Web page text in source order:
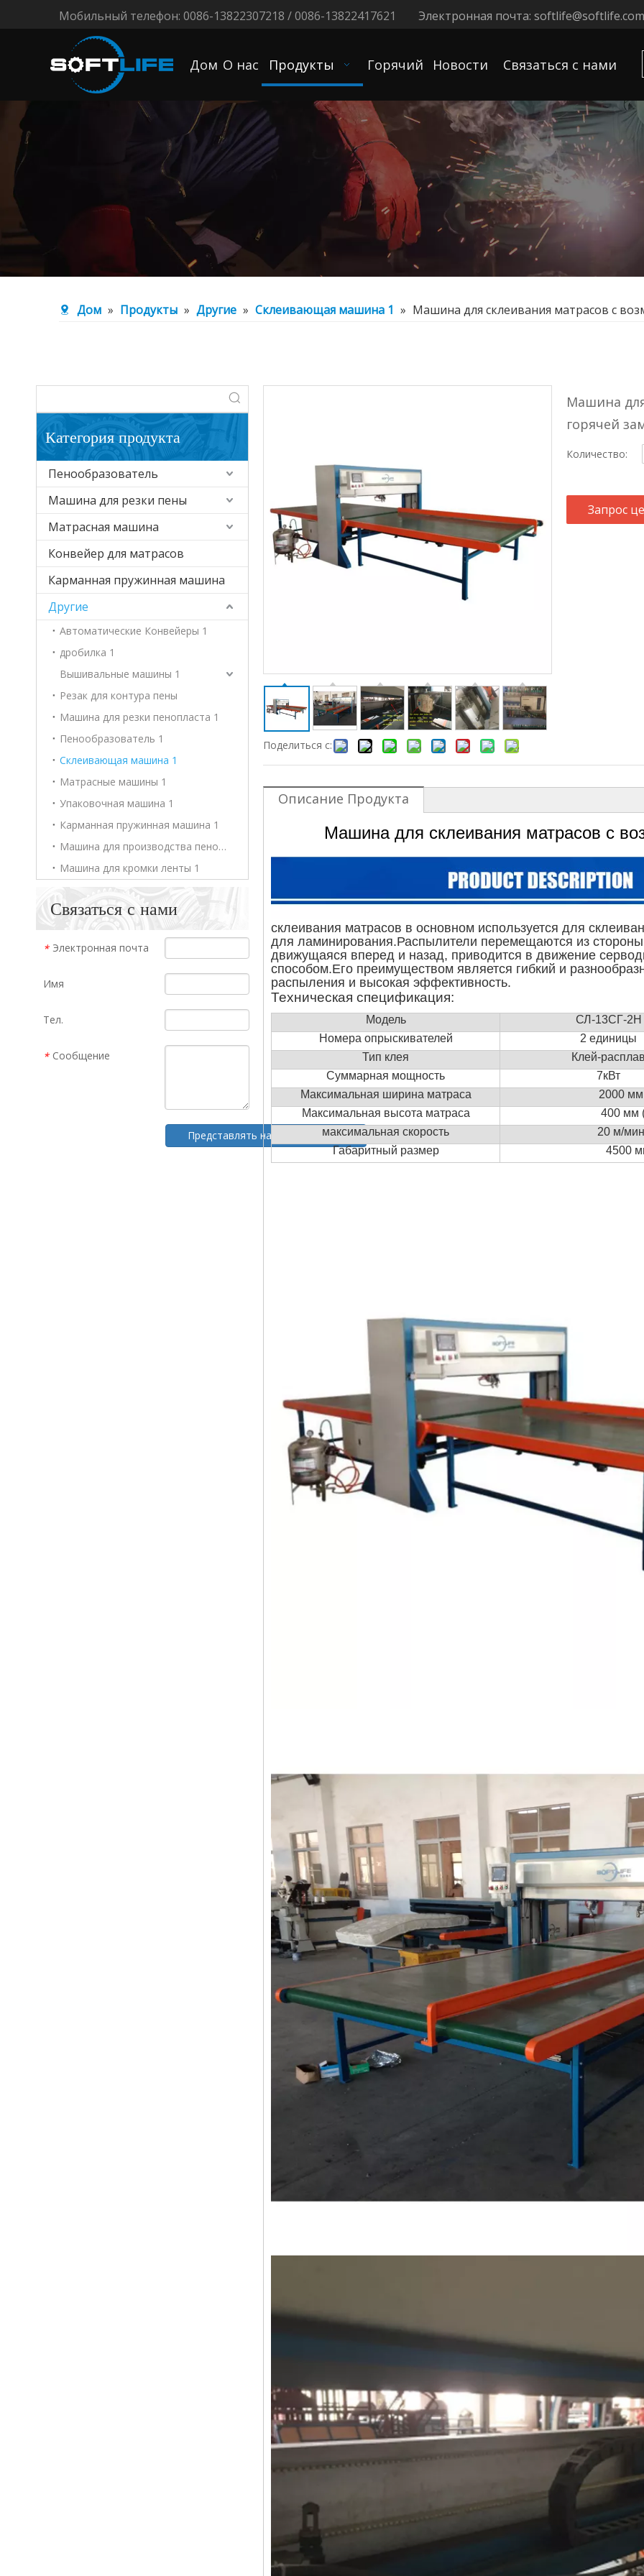
Мобильный телефон: 0086-13822307218 / 0086-13822417621 Электронная почта:
Дом О нас Продукты Горячий Новости Связаться с нами
Дом » Продукты » Другие » Склеивающая машина 1 » Машина для склеивания матрасов с
Категория продукта
Пенообразователь
Машина для резки пены
Матрасная машина
Конвейер для матрасов
Карманная пружинная машина
Другие
Автоматические Конвейеры 1
дробилка 1
Вышивальные машины 1
Резак для контура пены
Машина для резки пенопласта 1
Пенообразователь 1
Склеивающая машина 1
Матрасные машины 1
Упаковочная машина 1
Карманная пружинная машина 1
Машина для производства пенополиуретана 1
Машина для кромки ленты 1
Связаться с нами
* Электронная почта
Имя
Тел.
* Сообщение
Представлять на рассмотрение
Поделиться с:
Машина
горячей
Количество:
Запрос
Описание Продукта
Машина для склеивания матрасов с
склеивания матрасов в основном используется для
для ламинирования.Распылители перемещаются из стороны
движущаяся вперед и назад, приводится в движение
способом.Его преимуществом является гибкий и
распыления и высокая эффективность.
Техническая спецификация:
Модель СЛ-13СГ-2Н
Номера опрыскивателей
2 единицы
Тип клея
Клей-расплав
Суммарная мощность
7кВт
Максимальная ширина матраса
2000 мм
Максимальная высота матраса
400 мм
максимальная скорость
20 м/
Габаритный размер
4500